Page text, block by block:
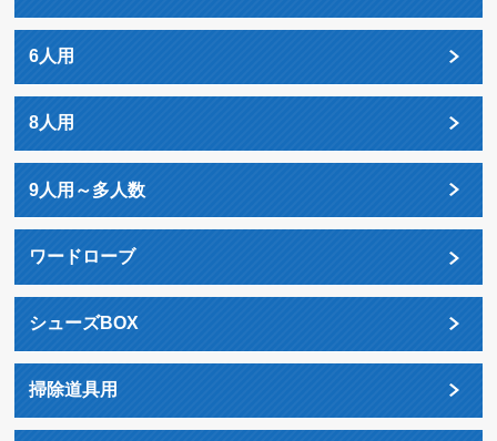
6人用
8人用
9人用～多人数
ワードローブ
シューズBOX
掃除道具用